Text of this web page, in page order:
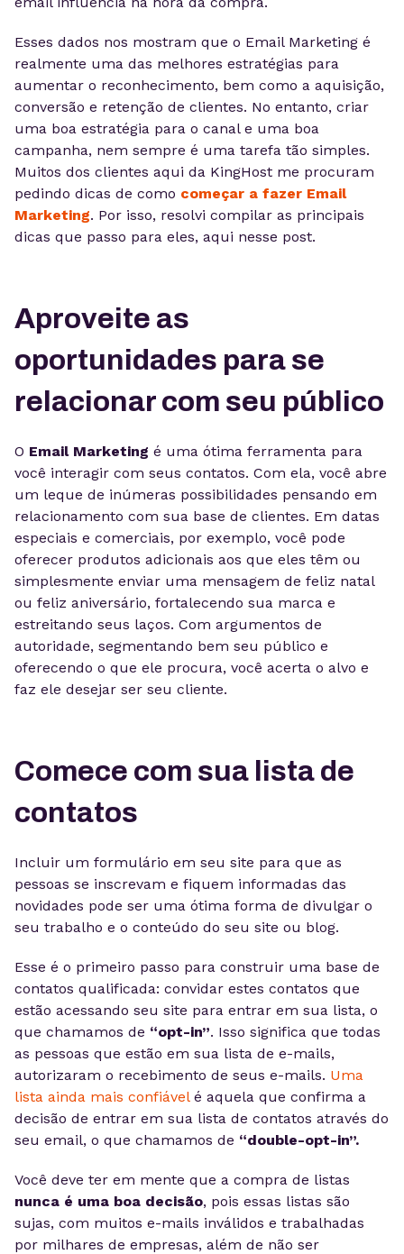
Esses dados nos mostram que o Email Marketing é
realmente uma das melhores estratégias para
aumentar o reconhecimento, bem como a aquisição,
conversão e retenção de clientes. No entanto, criar
uma boa estratégia para o canal e uma boa
campanha, nem sempre é uma tarefa tão simples.
Muitos dos clientes aqui da KingHost me procuram
pedindo dicas de como começar a fazer Email
Marketing. Por isso, resolvi compilar as principais
dicas que passo para eles, aqui nesse post.
Aproveite as
oportunidades para se
relacionar com seu público
O Email Marketing é uma ótima ferramenta para
você interagir com seus contatos. Com ela, você abre
um leque de inúmeras possibilidades pensando em
relacionamento com sua base de clientes. Em datas
especiais e comerciais, por exemplo, você pode
oferecer produtos adicionais aos que eles têm ou
simplesmente enviar uma mensagem de feliz natal
ou feliz aniversário, fortalecendo sua marca e
estreitando seus laços. Com argumentos de
autoridade, segmentando bem seu público e
oferecendo o que ele procura, você acerta o alvo e
faz ele desejar ser seu cliente.
Comece com sua lista de
contatos
Incluir um formulário em seu site para que as
pessoas se inscrevam e fiquem informadas das
novidades pode ser uma ótima forma de divulgar o
seu trabalho e o conteúdo do seu site ou blog.
Esse é o primeiro passo para construir uma base de
contatos qualificada: convidar estes contatos que
estão acessando seu site para entrar em sua lista, o
que chamamos de “opt-in”. Isso significa que todas
as pessoas que estão em sua lista de e-mails,
autorizaram o recebimento de seus e-mails. Uma
lista ainda mais confiávelé aquela que confirma a
decisão de entrar em sua lista de contatos através do
seu email, o que chamamos de “double-opt-in”.
Você deve ter em mente que a compra de listas
nunca é uma boa decisão, pois essas listas são
sujas, com muitos e-mails inválidos e trabalhadas
por milhares de empresas, além de não ser